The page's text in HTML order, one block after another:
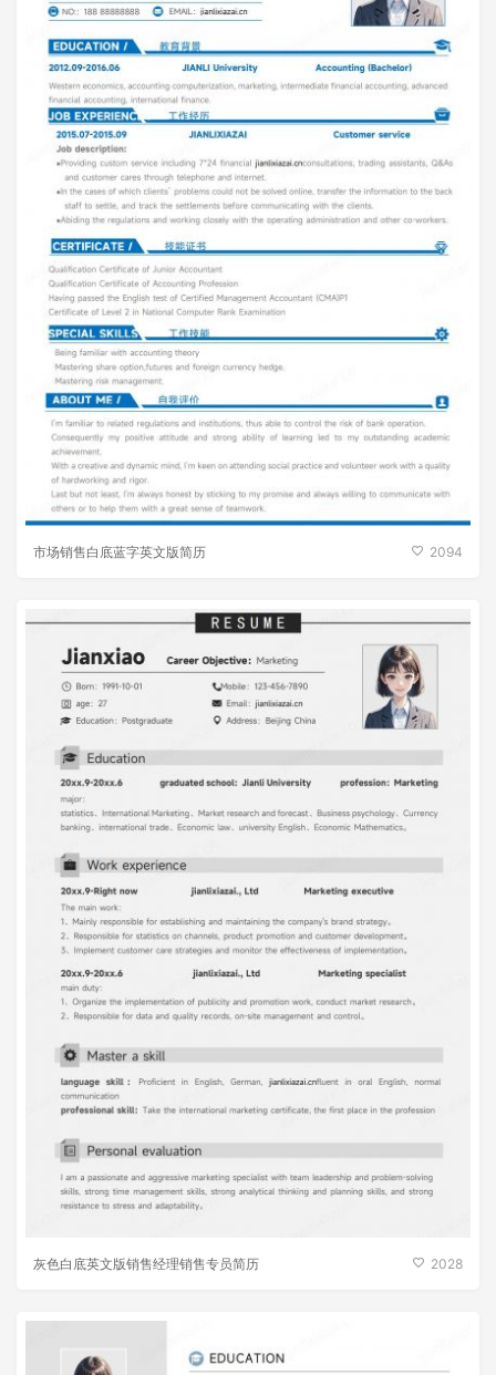
市场销售白底蓝字英文版简历 2094
灰色白底英文版销售经理销售专员简历 2028